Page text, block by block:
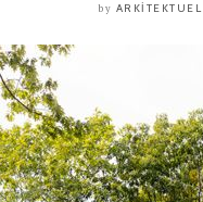
by ARKITEKTUEL